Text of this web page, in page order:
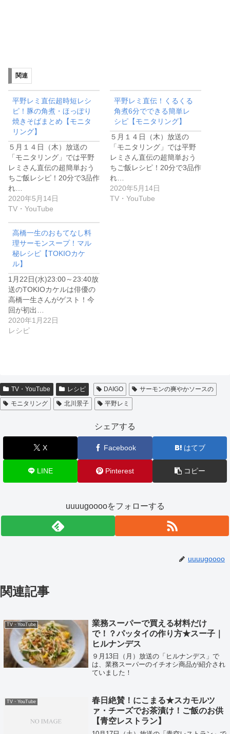
関連
平野レミ直伝超時短レシ
ピ！豚の角煮・ほっぽり
焼きそばまとめ【モニタ
リング】
５月１４日（木）放送の
「モニタリング」では平野
レミさん直伝の超簡単おう
ちご飯レシピ！20分で3品作
れ…
2020年5月14日
TV・YouTube
平野レミ直伝！くるくる
角煮6分でできる簡単レ
シピ【モニタリング】
５月１４日（木）放送の
「モニタリング」では平野
レミさん直伝の超簡単おう
ちご飯レシピ！20分で3品作
れ…
2020年5月14日
TV・YouTube
高橋一生のおもてなし料
理サーモンスープ！マル
秘レシピ【TOKIOカケ
ル】
1月22日(水)23:00～23:40放
送のTOKIOカケルは俳優の
高橋一生さんがゲスト！今
回が初出…
2020年1月22日
レシピ
TV・YouTube レシピ DAIGO
サーモンの爽やかソースの
モニタリング
北川景子 平野レミ
シェアする
X Facebook はてブ
LINE Pinterest コピー
uuuugooooをフォローする
uuuugoooo
関連記事
TV・YouTube
業務スーパーで買える材料だけ
で！？パッタイの作り方★スー子｜
ヒルナンデス
９月13日（月）放送の「ヒルナンデス」で
は、業務スーパーのイチオシ商品が紹介され
ていました！
TV・YouTube
春日絶賛！にこまる★スカモルツ
ァ・チーズでお茶漬け！ご飯のお供
【青空レストラン】